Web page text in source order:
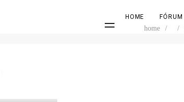
HOME FÓRUM
home / /